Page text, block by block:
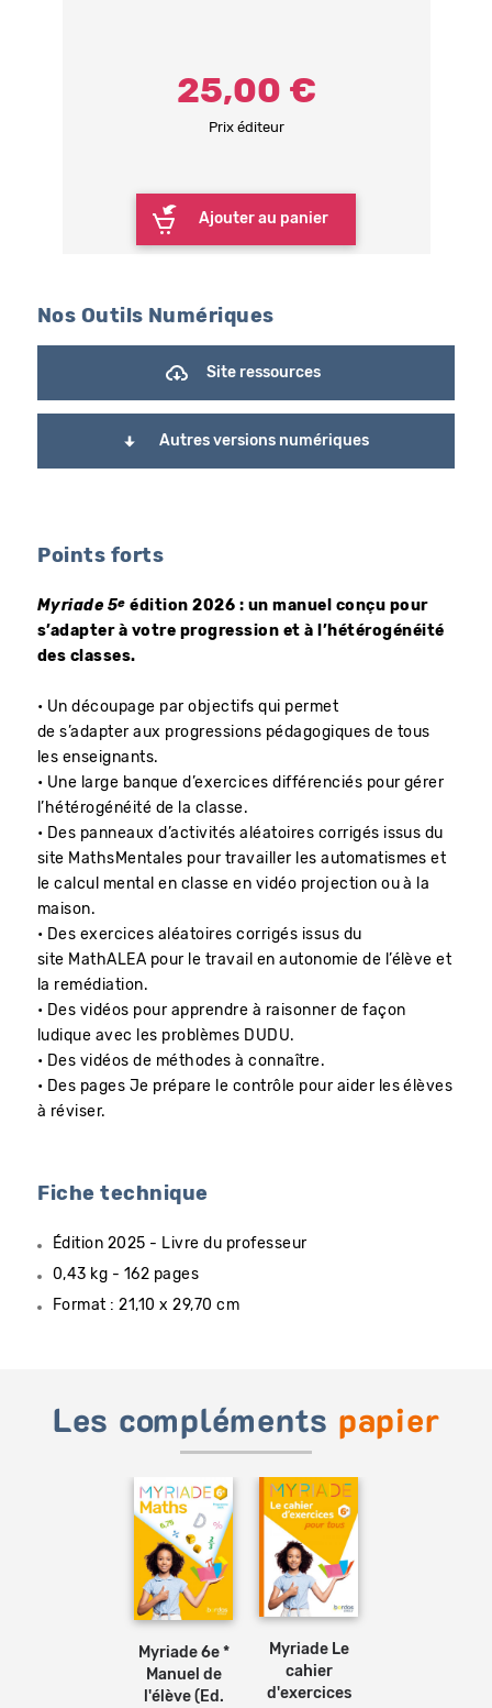
Prix éditeur
25,00 €
Ajouter au panier
Nos Outils Numériques
Site ressources
Autres versions numériques
Points forts
Myriade 5e édition 2026 : un manuel conçu pour
s’adapter à votre progression et à l’hétérogénéité
des classes.
• Un découpage par objectifs qui permet
de s’adapter aux progressions pédagogiques de tous
les enseignants.
• Une large banque d’exercices différenciés pour gérer
l’hétérogénéité de la classe.
• Des panneaux d’activités aléatoires corrigés issus du
site MathsMentales pour travailler les automatismes et
le calcul mental en classe en vidéo projection ou à la
maison.
• Des exercices aléatoires corrigés issus du
site MathALEA pour le travail en autonomie de l’élève et
la remédiation.
• Des vidéos pour apprendre à raisonner de façon
ludique avec les problèmes DUDU.
• Des vidéos de méthodes à connaître.
• Des pages Je prépare le contrôle pour aider les élèves
à réviser.
Fiche technique
Édition 2025 - Livre du professeur
0,43 kg - 162 pages
Format : 21,10 x 29,70 cm
Les compléments papier
Ajouter
au
Myriade 6e *
Manuel de
l'élève (Ed.
Ajouter
au
Myriade Le
cahier
d'exercices